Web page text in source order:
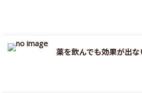
薬を飲んでも効果が出